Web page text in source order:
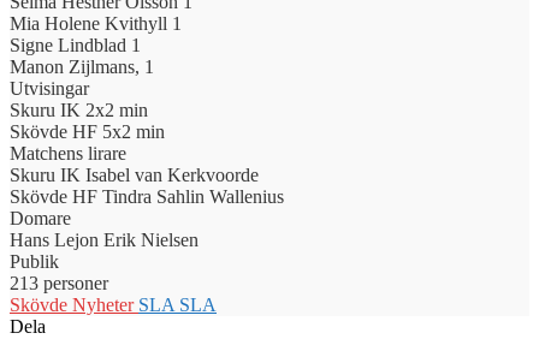
Mia Holene Kvithyll 1
Signe Lindblad 1
Manon Zijlmans, 1
Utvisingar
Skuru IK 2x2 min
Skövde HF 5x2 min
Matchens lirare
Skuru IK Isabel van Kerkvoorde
Skövde HF Tindra Sahlin Wallenius
Domare
Hans Lejon Erik Nielsen
Publik
213 personer
Skövde Nyheter SLA SLA
Dela